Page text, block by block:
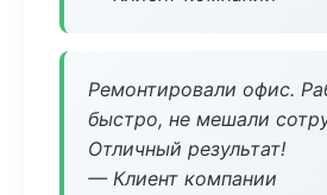
Ремонтировали офис.
быстро, не мешали
Отличный результат!
— Клиент компании